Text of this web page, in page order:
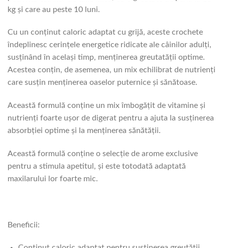
kg şi care au peste 10 luni.
Cu un conţinut caloric adaptat cu grijă, aceste crochete
îndeplinesc cerinţele energetice ridicate ale câinilor adulţi,
susţinând în acelaşi timp, menţinerea greutatăţii optime.
Acestea conţin, de asemenea, un mix echilibrat de nutrienţi
care susţin menţinerea oaselor puternice şi sănătoase.
Această formulă conţine un mix îmbogăţit de vitamine şi
nutrienţi foarte uşor de digerat pentru a ajuta la susţinerea
absorbţiei optime şi la menţinerea sănătăţii.
Această formulă conţine o selecţie de arome exclusive
pentru a stimula apetitul, şi este totodată adaptată
maxilarului lor foarte mic.
Beneficii: